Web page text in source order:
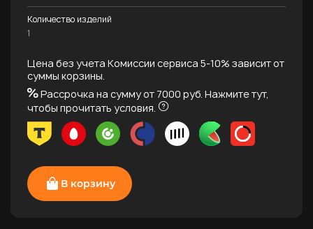
Количество изделий
1
Цена без учета Комиссии сервиса 5-10% зависит от
суммы корзины.
Рассрочка на сумму от 7000 руб. Нажмите тут,
чтобы прочитать условия.
В корзину